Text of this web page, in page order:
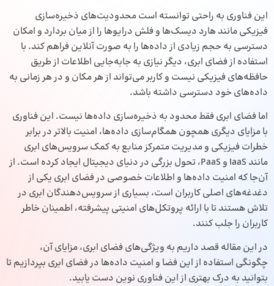
این فناوری به راحتی توانسته است محدودیت‌های ذخیره‌سازی
فیزیکی مانند هارد دیسک‌ها و فلش درایوها را از میان بردارد و امکان
دسترسی به حجم زیادی از داده‌ها را به صورت آنلاین فراهم کند. با
استفاده از فضای ابری، دیگر نیازی به جابه‌جایی اطلاعات از طریق
حافظه‌های فیزیکی نیست و کاربر می‌تواند از هر مکان و در هر زمانی به
داده‌های خود دسترسی داشته باشد.
اما فضای ابری فقط محدود به ذخیره‌سازی داده‌ها نیست. این فناوری
با مزایای دیگری همچون همگام‌سازی داده‌ها، امنیت بالاتر در برابر
خطرات فیزیکی و مدیریت متمرکز منابع به کمک سرویس‌های ابری
مانند IaaS و PaaS، تحول بزرگی در دنیای دیجیتال ایجاد کرده است. از
آن‌جا که امنیت داده‌ها و اطلاعات خصوصی در فضای ابری یکی از
دغدغه‌های اصلی کاربران است، بسیاری از سرویس‌دهندگان ابری در
تلاش هستند تا با ارائه پروتکل‌های امنیتی پیشرفته، اطمینان خاطر
کاربران را جلب کنند.
در این مقاله قصد داریم به ویژگی‌های فضای ابری، مزایای آن،
چگونگی استفاده از این فضا و امنیت داده‌ها در فضای ابری بپردازیم تا
بتوانید به درک بهتری از این فناوری نوین دست یابید.